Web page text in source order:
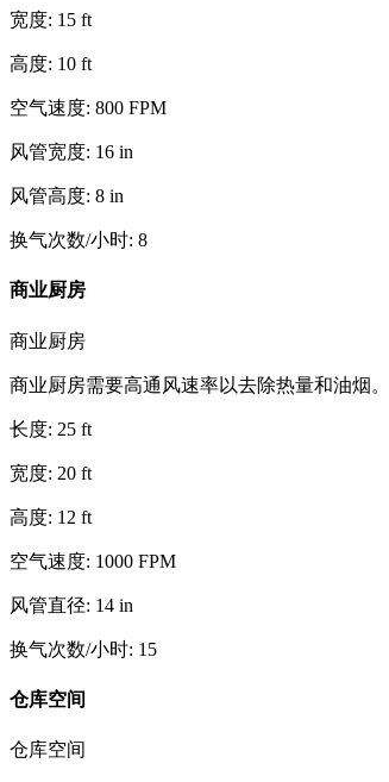
宽度: 15 ft
高度: 10 ft
空气速度: 800 FPM
风管宽度: 16 in
风管高度: 8 in
换气次数/小时: 8
商业厨房
商业厨房
商业厨房需要高通风速率以去除热量和油烟。
长度: 25 ft
宽度: 20 ft
高度: 12 ft
空气速度: 1000 FPM
风管直径: 14 in
换气次数/小时: 15
仓库空间
仓库空间